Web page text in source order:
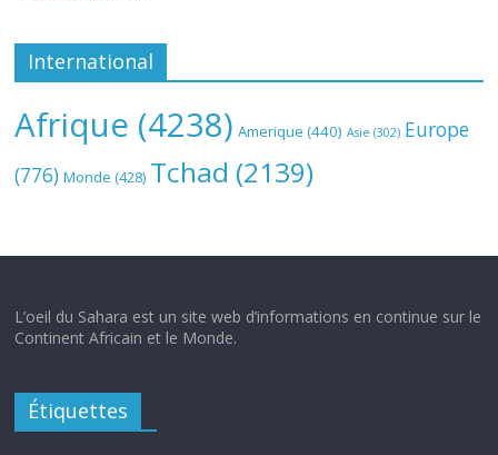
International
Afrique (4238) Amerique (440) Asie (302) Europe
(776) Monde (428) Tchad (2139)
L’oeil du Sahara est un site web d’informations en continue sur le
Continent Africain et le Monde.
Étiquettes